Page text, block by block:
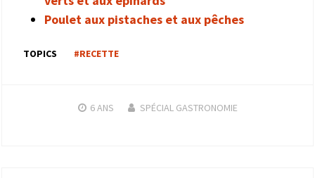
Poulet aux pistaches et aux pêches
TOPICS #RECETTE
6 ANS SPÉCIAL GASTRONOMIE